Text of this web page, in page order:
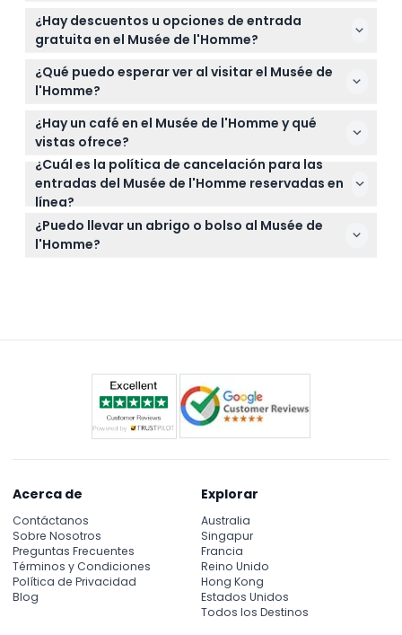
14 de julio y 25 de diciembre (sujeto a cambios —
por favor confirme al momento de la reserva).
Puede reservar fácilmente sus entradas en línea
aquí mismo en este sitio web, seleccionando la
fecha preferida para verificar disponibilidad y
completar su compra al instante.
¿Hay descuentos u opciones de entrada
gratuita en el Musée de l'Homme?
¡Sí! Los visitantes de la UE menores de 26 años y
visitantes con discapacidad (más un
3 años también tienen entrada gratuita, con tarifas
reducidas disponibles para otros.
¿Qué puedo esperar ver al visitar el Musée de
l'Homme?
Explorará exposiciones sobre la evolución humana,
incluyendo cerebros de animales preservados
además de descubrir las conexiones humanas con
plantas, animales y espíritus culturales.
¿Hay un café en el Musée de l'Homme y qué
vistas ofrece?
Sí, el museo tiene un café donde puede disfrutar
del almuerzo mientras contempla vistas
impresionantes de la Torre Eiffel: un gran lugar para
relajarse durante su visita.
¿Cuál es la política de cancelación para las
entradas del Musée de l'Homme reservadas en
línea?
Las entradas no son reembolsables y no se pueden
cancelar bajo ninguna circunstancia, así que
¿Puedo llevar un abrigo o bolso al Musée de
l'Homme?
Acerca de
Contáctanos
Sobre Nosotros
Preguntas Frecuentes
Términos y Condiciones
Política de Privacidad
Blog
Explorar
Australia
Singapur
Francia
Reino Unido
Hong Kong
Estados Unidos
Todos los Destinos